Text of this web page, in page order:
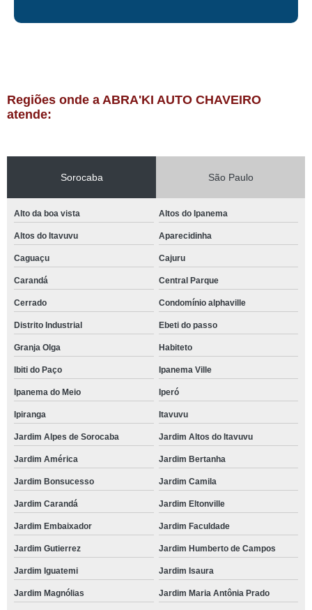
Regiões onde a ABRA'KI AUTO CHAVEIRO
atende:
Sorocaba São Paulo
Alto da boa vista Altos do Ipanema
Altos do Itavuvu Aparecidinha
Caguaçu Cajuru
Carandá Central Parque
Cerrado Condomínio alphaville
Distrito Industrial Ebeti do passo
Granja Olga Habiteto
Ibiti do Paço Ipanema Ville
Ipanema do Meio Iperó
Ipiranga Itavuvu
Jardim Alpes de Sorocaba Jardim Altos do Itavuvu
Jardim América Jardim Bertanha
Jardim Bonsucesso Jardim Camila
Jardim Carandá Jardim Eltonville
Jardim Embaixador Jardim Faculdade
Jardim Gutierrez Jardim Humberto de Campos
Jardim Iguatemi Jardim Isaura
Jardim Magnólias Jardim Maria Antônia Prado